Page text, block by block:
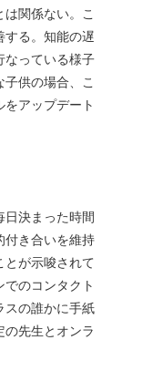
関係ない。こ
する。知能の遅
なっている様子
供の場合、こ
アップデート
日決まった時間
付き合いを維持
とが示唆されて
のコンタクト
スの誰かに手紙
先生とオンラ